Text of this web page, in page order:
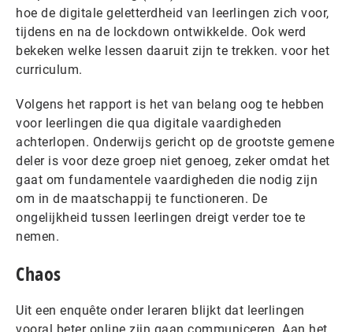
hoe de digitale geletterdheid van leerlingen zich voor,
tijdens en na de lockdown ontwikkelde. Ook werd
bekeken welke lessen daaruit zijn te trekken. voor het
curriculum.
Volgens het rapport is het van belang oog te hebben
voor leerlingen die qua digitale vaardigheden
achterlopen. Onderwijs gericht op de grootste gemene
deler is voor deze groep niet genoeg, zeker omdat het
gaat om fundamentele vaardigheden die nodig zijn
om in de maatschappij te functioneren. De
ongelijkheid tussen leerlingen dreigt verder toe te
nemen.
Chaos
Uit een enquête onder leraren blijkt dat leerlingen